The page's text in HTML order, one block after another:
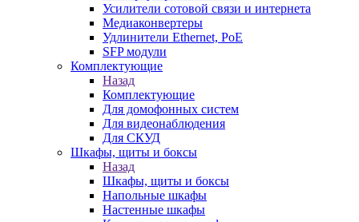
Усилители сотовой связи и интернета
Медиаконвертеры
Удлинители Ethernet, PoE
SFP модули
Комплектующие
Назад
Комплектующие
Для домофонных систем
Для видеонаблюдения
Для СКУД
Шкафы, щиты и боксы
Назад
Шкафы, щиты и боксы
Напольные шкафы
Настенные шкафы